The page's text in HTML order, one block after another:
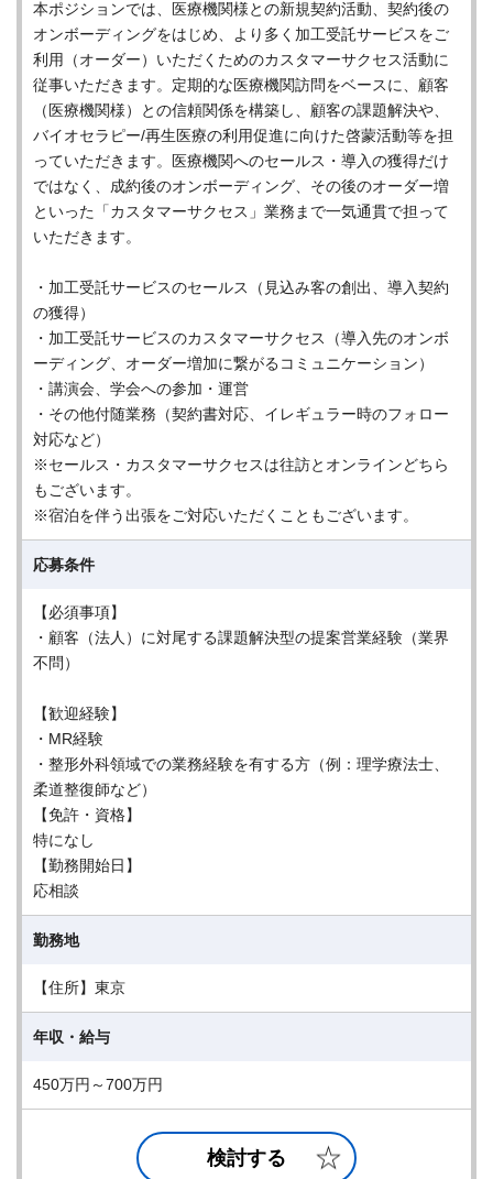
本ポジションでは、医療機関様との新規契約活動、契約後の
オンボーディングをはじめ、より多く加工受託サービスをご
利用（オーダー）いただくためのカスタマーサクセス活動に
従事いただきます。定期的な医療機関訪問をベースに、顧客
（医療機関様）との信頼関係を構築し、顧客の課題解決や、
バイオセラピー/再生医療の利用促進に向けた啓蒙活動等を担
っていただきます。医療機関へのセールス・導入の獲得だけ
ではなく、成約後のオンボーディング、その後のオーダー増
といった「カスタマーサクセス」業務まで一気通貫で担って
いただきます。
・加工受託サービスのセールス（見込み客の創出、導入契約
の獲得）
・加工受託サービスのカスタマーサクセス（導入先のオンボ
ーディング、オーダー増加に繋がるコミュニケーション）
・講演会、学会への参加・運営
・その他付随業務（契約書対応、イレギュラー時のフォロー
対応など）
※セールス・カスタマーサクセスは往訪とオンラインどちら
もございます。
※宿泊を伴う出張をご対応いただくこともございます。
応募条件
【必須事項】
・顧客（法人）に対尾する課題解決型の提案営業経験（業界
不問）
【歓迎経験】
・MR経験
・整形外科領域での業務経験を有する方（例：理学療法士、
柔道整復師など）
【免許・資格】
特になし
【勤務開始日】
応相談
勤務地
【住所】東京
年収・給与
450万円～700万円
検討する